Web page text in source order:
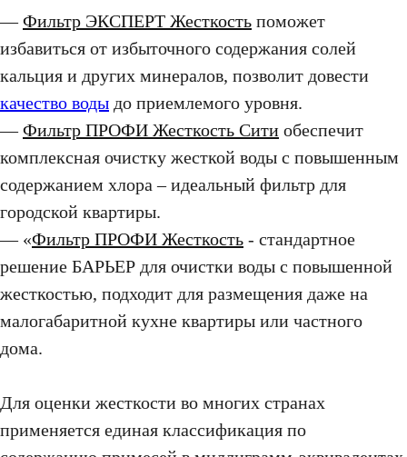
—Фильтр ЭКСПЕРТ Жесткость поможет
избавиться от избыточного содержания солей
кальция и других минералов, позволит довести
качество воды до приемлемого уровня.
—Фильтр ПРОФИ Жесткость Сити обеспечит
комплексная очистку жесткой воды с повышенным
содержанием хлора – идеальный фильтр для
городской квартиры.
— «Фильтр ПРОФИ Жесткость - стандартное
решение БАРЬЕР для очистки воды с повышенной
жесткостью, подходит для размещения даже на
малогабаритной кухне квартиры или частного
дома.
Для оценки жесткости во многих странах
применяется единая классификация по